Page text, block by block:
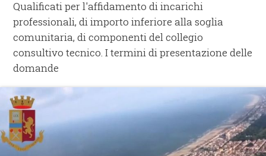
Qualificati per l'affidamento di incarichi
professionali, di importo inferiore alla soglia
comunitaria, di componenti del collegio
consultivo tecnico. I termini di presentazione delle
domande